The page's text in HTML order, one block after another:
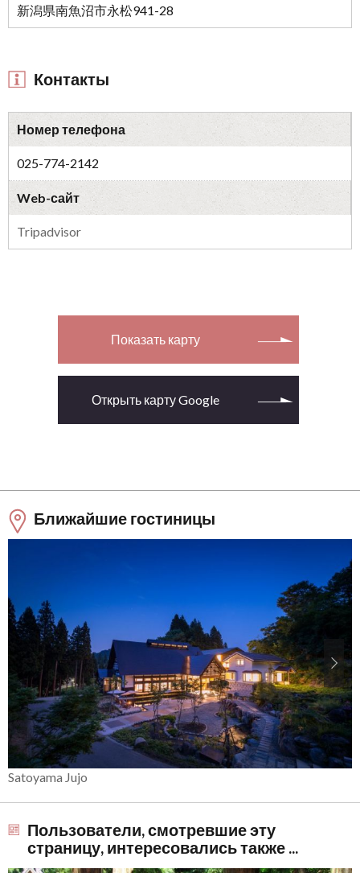
新潟県南魚沼市永松941-28
Контакты
Номер телефона
025-774-2142
Web-сайт
Tripadvisor
Показать карту
Открыть карту Google
Ближайшие гостиницы
Satoyama Jujo
Пользователи, смотревшие эту
страницу, интересовались также ...